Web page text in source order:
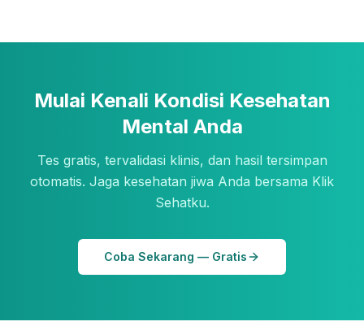
Mulai Kenali Kondisi Kesehatan
Mental Anda
Tes gratis, tervalidasi klinis, dan hasil tersimpan
otomatis. Jaga kesehatan jiwa Anda bersama Klik
Sehatku.
Coba Sekarang — Gratis